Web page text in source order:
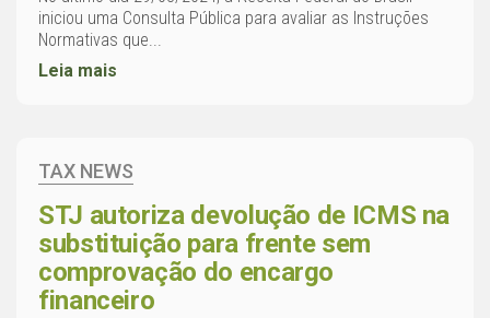
iniciou uma Consulta Pública para avaliar as Instruções
Normativas que...
Leia mais
TAX NEWS
STJ autoriza devolução de ICMS na
substituição para frente sem
comprovação do encargo
financeiro